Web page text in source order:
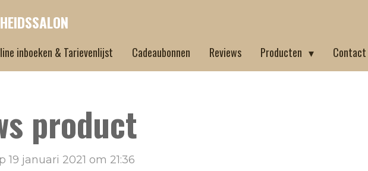
inboeken & Tarievenlijst Cadeaubonnen Reviews Producten
product
januari 2021 om 21:36